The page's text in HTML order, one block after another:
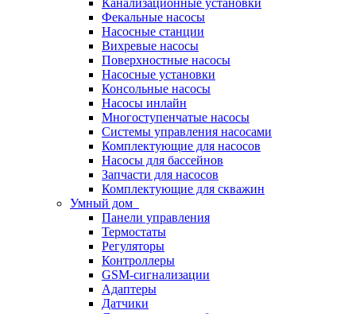
Канализационные установки
Фекальные насосы
Насосные станции
Вихревые насосы
Поверхностные насосы
Насосные установки
Консольные насосы
Насосы инлайн
Многоступенчатые насосы
Системы управления насосами
Комплектующие для насосов
Насосы для бассейнов
Запчасти для насосов
Комплектующие для скважин
Умный дом
Панели управления
Термостаты
Регуляторы
Контроллеры
GSM-сигнализации
Адаптеры
Датчики